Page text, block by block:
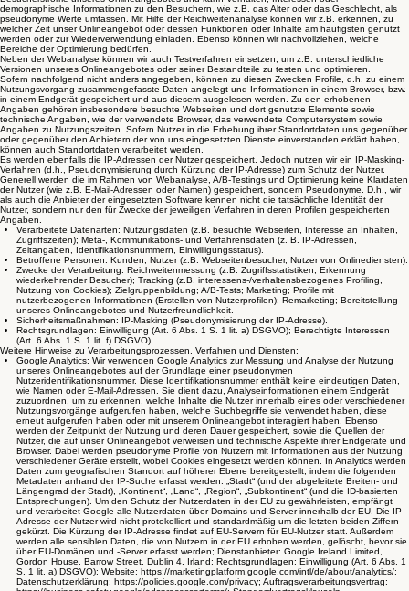
demographische Informationen zu den Besuchern, wie z.B. das Alter oder das Geschlecht, als
pseudonyme Werte umfassen. Mit Hilfe der Reichweitenanalyse können wir z.B. erkennen, zu
welcher Zeit unser Onlineangebot oder dessen Funktionen oder Inhalte am häufigsten genutzt
werden oder zur Wiederverwendung einladen. Ebenso können wir nachvollziehen, welche
Bereiche der Optimierung bedürfen.
Neben der Webanalyse können wir auch Testverfahren einsetzen, um z.B. unterschiedliche
Versionen unseres Onlineangebotes oder seiner Bestandteile zu testen und optimieren.
Sofern nachfolgend nicht anders angegeben, können zu diesen Zwecken Profile, d.h. zu einem
Nutzungsvorgang zusammengefasste Daten angelegt und Informationen in einem Browser, bzw.
in einem Endgerät gespeichert und aus diesem ausgelesen werden. Zu den erhobenen
Angaben gehören insbesondere besuchte Webseiten und dort genutzte Elemente sowie
technische Angaben, wie der verwendete Browser, das verwendete Computersystem sowie
Angaben zu Nutzungszeiten. Sofern Nutzer in die Erhebung ihrer Standortdaten uns gegenüber
oder gegenüber den Anbietern der von uns eingesetzten Dienste einverstanden erklärt haben,
können auch Standortdaten verarbeitet werden.
Es werden ebenfalls die IP-Adressen der Nutzer gespeichert. Jedoch nutzen wir ein IP-Masking-
Verfahren (d.h., Pseudonymisierung durch Kürzung der IP-Adresse) zum Schutz der Nutzer.
Generell werden die im Rahmen von Webanalyse, A/B-Testings und Optimierung keine Klardaten
der Nutzer (wie z.B. E-Mail-Adressen oder Namen) gespeichert, sondern Pseudonyme. D.h., wir
als auch die Anbieter der eingesetzten Software kennen nicht die tatsächliche Identität der
Nutzer, sondern nur den für Zwecke der jeweiligen Verfahren in deren Profilen gespeicherten
Angaben.
Verarbeitete Datenarten: Nutzungsdaten (z.B. besuchte Webseiten, Interesse an Inhalten,
Zugriffszeiten); Meta-, Kommunikations- und Verfahrensdaten (z. B. IP-Adressen,
Zeitangaben, Identifikationsnummern, Einwilligungsstatus).
Betroffene Personen: Kunden; Nutzer (z.B. Webseitenbesucher, Nutzer von Onlinediensten).
Zwecke der Verarbeitung: Reichweitenmessung (z.B. Zugriffsstatistiken, Erkennung
wiederkehrender Besucher); Tracking (z.B. interessens-/verhaltensbezogenes Profiling,
Nutzung von Cookies); Zielgruppenbildung; A/B-Tests; Marketing; Profile mit
nutzerbezogenen Informationen (Erstellen von Nutzerprofilen); Remarketing; Bereitstellung
unseres Onlineangebotes und Nutzerfreundlichkeit.
Sicherheitsmaßnahmen: IP-Masking (Pseudonymisierung der IP-Adresse).
Rechtsgrundlagen: Einwilligung (Art. 6 Abs. 1 S. 1 lit. a) DSGVO); Berechtigte Interessen
(Art. 6 Abs. 1 S. 1 lit. f) DSGVO).
Weitere Hinweise zu Verarbeitungsprozessen, Verfahren und Diensten:
Google Analytics: Wir verwenden Google Analytics zur Messung und Analyse der Nutzung
unseres Onlineangebotes auf der Grundlage einer pseudonymen
Nutzeridentifikationsnummer. Diese Identifikationsnummer enthält keine eindeutigen Daten,
wie Namen oder E-Mail-Adressen. Sie dient dazu, Analyseinformationen einem Endgerät
zuzuordnen, um zu erkennen, welche Inhalte die Nutzer innerhalb eines oder verschiedener
Nutzungsvorgänge aufgerufen haben, welche Suchbegriffe sie verwendet haben, diese
erneut aufgerufen haben oder mit unserem Onlineangebot interagiert haben. Ebenso
werden der Zeitpunkt der Nutzung und deren Dauer gespeichert, sowie die Quellen der
Nutzer, die auf unser Onlineangebot verweisen und technische Aspekte ihrer Endgeräte und
Browser. Dabei werden pseudonyme Profile von Nutzern mit Informationen aus der Nutzung
verschiedener Geräte erstellt, wobei Cookies eingesetzt werden können. In Analytics werden
Daten zum geografischen Standort auf höherer Ebene bereitgestellt, indem die folgenden
Metadaten anhand der IP-Suche erfasst werden: „Stadt“ (und der abgeleitete Breiten- und
Längengrad der Stadt), „Kontinent“, „Land“, „Region“, „Subkontinent“ (und die ID-basierten
Entsprechungen). Um den Schutz der Nutzerdaten in der EU zu gewährleisten, empfängt
und verarbeitet Google alle Nutzerdaten über Domains und Server innerhalb der EU. Die IP-
Adresse der Nutzer wird nicht protokolliert und standardmäßig um die letzten beiden Ziffern
gekürzt. Die Kürzung der IP-Adresse findet auf EU-Servern für EU-Nutzer statt. Außerdem
werden alle sensiblen Daten, die von Nutzern in der EU erhoben werden, gelöscht, bevor sie
über EU-Domänen und -Server erfasst werden; Dienstanbieter: Google Ireland Limited,
Gordon House, Barrow Street, Dublin 4, Irland; Rechtsgrundlagen: Einwilligung (Art. 6 Abs. 1
S. 1 lit. a) DSGVO); Website: https://marketingplatform.google.com/intl/de/about/analytics/;
Datenschutzerklärung: https://policies.google.com/privacy; Auftragsverarbeitungsvertrag: